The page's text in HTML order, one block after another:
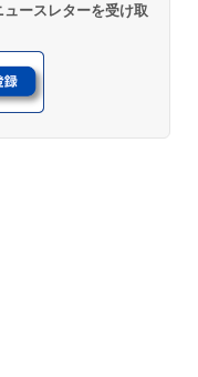
ースレターを受け取